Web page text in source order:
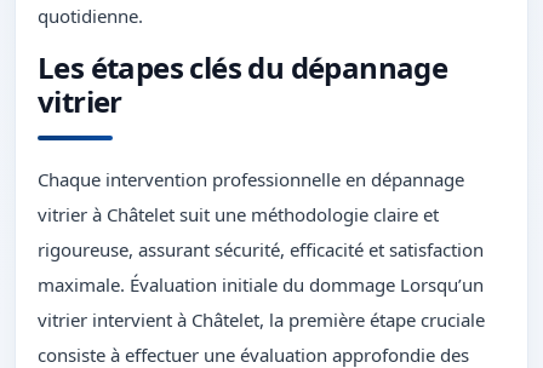
quotidienne.
Les étapes clés du dépannage
vitrier
Chaque intervention professionnelle en dépannage
vitrier à Châtelet suit une méthodologie claire et
rigoureuse, assurant sécurité, efficacité et satisfaction
maximale. Évaluation initiale du dommage Lorsqu’un
vitrier intervient à Châtelet, la première étape cruciale
consiste à effectuer une évaluation approfondie des